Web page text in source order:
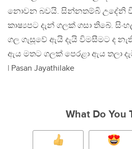
නොවන බවයි. සින්නතම්බි උදේනි
කාෂ්‍යපට දැන් ගලක් ගසා තිබේ.
ගල ගැසූවේ ඇයි දැයි විමසීමට ද
ඇය මතට ගලක් පෙරළා ඇය තලා
| Pasan Jayathilake
What Do You